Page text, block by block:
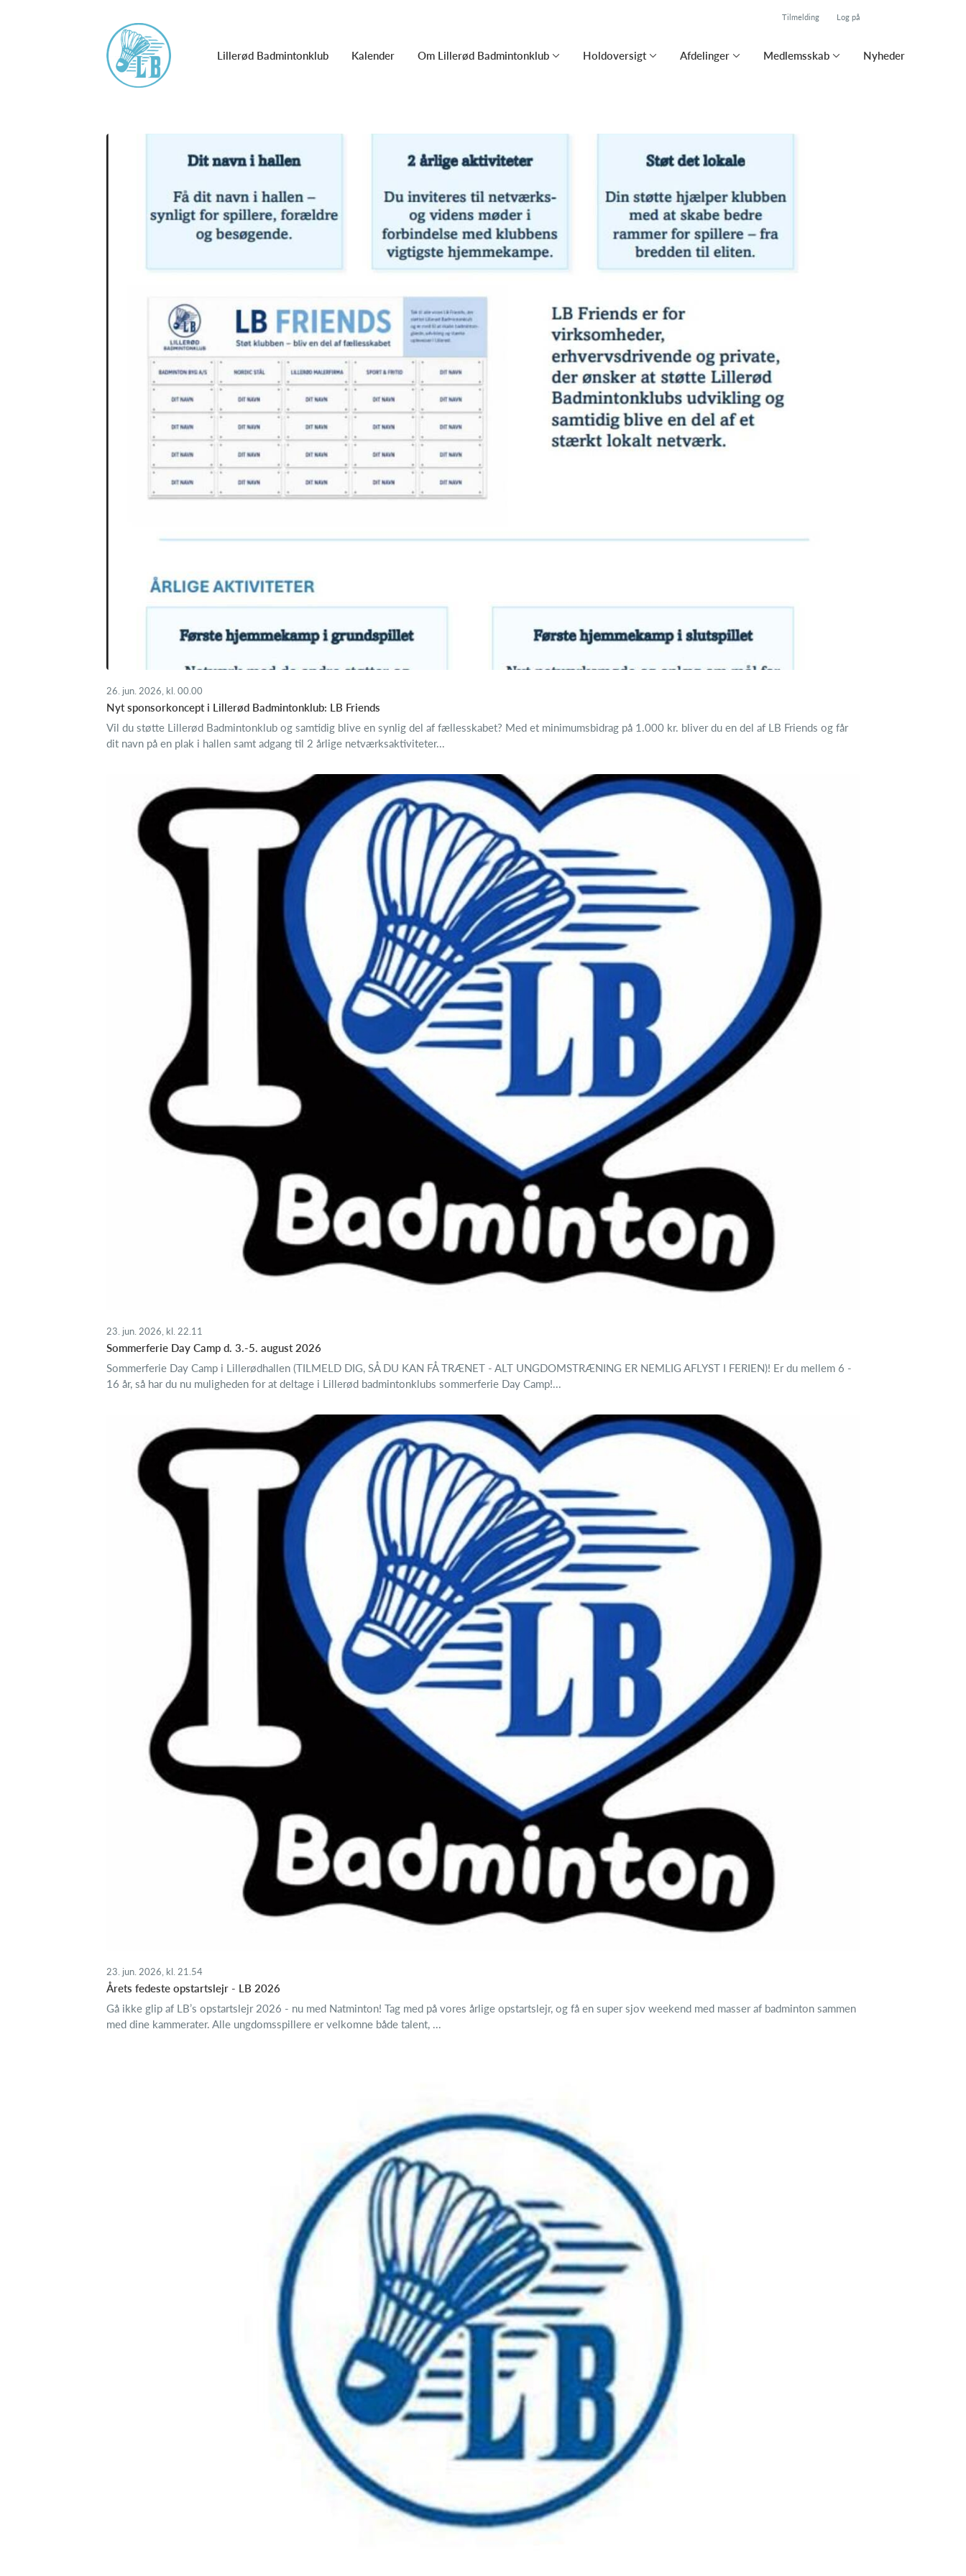
Tilmelding Log på
Lillerød Badmintonklub Kalender Om Lillerød Badmintonklub Holdoversigt Afdelinger Medlemsskab Nyheder
26. jun. 2026, kl. 00.00
Nyt sponsorkoncept i Lillerød Badmintonklub: LB Friends
Vil du støtte Lillerød Badmintonklub og samtidig blive en synlig del af fællesskabet? Med et minimumsbidrag på 1.000 kr. bliver du en del af LB Friends og får
dit navn på en plak i hallen samt adgang til 2 årlige netværksaktiviteter...
23. jun. 2026, kl. 22.11
Sommerferie Day Camp d. 3.-5. august 2026
Sommerferie Day Camp i Lillerødhallen (TILMELD DIG, SÅ DU KAN FÅ TRÆNET - ALT UNGDOMSTRÆNING ER NEMLIG AFLYST I FERIEN)! Er du mellem 6 -
16 år, så har du nu muligheden for at deltage i Lillerød badmintonklubs sommerferie Day Camp!...
23. jun. 2026, kl. 21.54
Årets fedeste opstartslejr - LB 2026
Gå ikke glip af LB’s opstartslejr 2026 - nu med Natminton! Tag med på vores årlige opstartslejr, og få en super sjov weekend med masser af badminton sammen
med dine kammerater. Alle ungdomsspillere er velkomne både talent, ...